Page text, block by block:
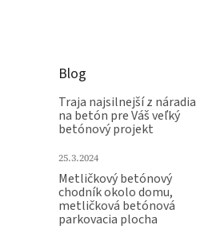
Blog
Traja najsilnejší z náradia
na betón pre Váš veľký
betónový projekt
25.3.2024
Metličkový betónový
chodník okolo domu,
metličková betónová
parkovacia plocha